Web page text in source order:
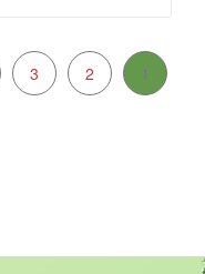
1
2
3